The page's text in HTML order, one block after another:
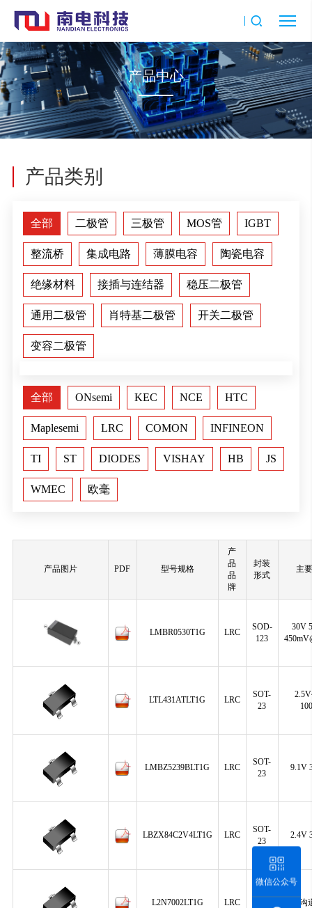
产品中心
产品类别
全部 二极管 三极管 MOS管 IGBT
整流桥 集成电路 薄膜电容 陶瓷电容
绝缘材料 接插与连结器 稳压二极管
通用二极管 肖特基二极管 开关二极管
变容二极管
全部 ONsemi KEC NCE HTC
Maplesemi LRC COMON INFINEON
TI ST DIODES VISHAY HB JS
WMEC 欧毫
产品图片 PDF 型号规格
产
品
品
牌
封装
形式
主
LMBR0530T1G LRC
SOD-
123
30V
LTL431ATLT1G LRC
SOT-
23
LMBZ5239BLT1G LRC
SOT-
23
9.1V
LBZX84C2V4LT1G LRC
SOT-
23
2.4V
L2N7002LT1G LRC
SOT-
N
微信公众号